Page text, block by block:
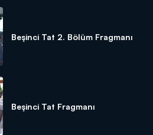
Beşinci Tat 2. Bölüm Fragmanı
Beşinci Tat Fragmanı